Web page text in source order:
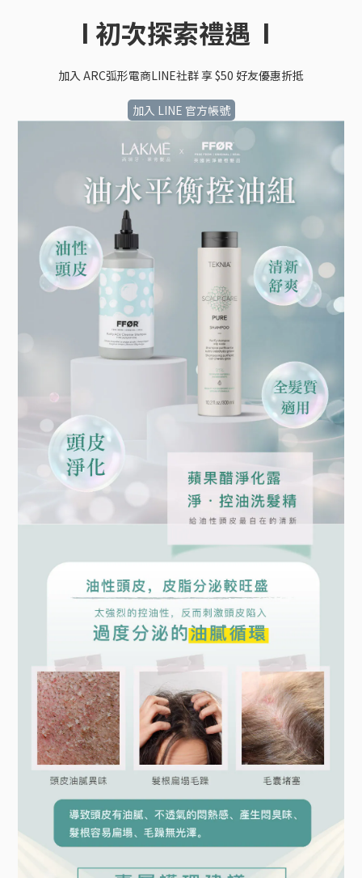
I 初次探索禮遇 I
加入 ARC弧形電商LINE社群 享 $50 好友優惠折抵
加入 LINE 官方帳號